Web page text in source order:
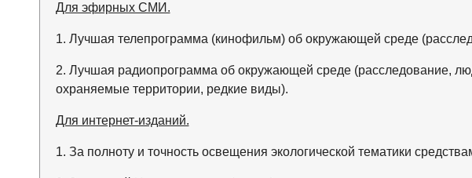
Для эфирных СМИ.
1. Лучшая телепрограмма (кинофильм) об окружающей среде
2. Лучшая радиопрограмма об окружающей среде (расследование,
охраняемые территории, редкие виды).
Для интернет-изданий.
1. За полноту и точность освещения экологической тематики